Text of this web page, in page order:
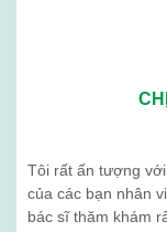
Tôi rất ấn tượng
của các bạn nhân
bác sĩ thăm khám